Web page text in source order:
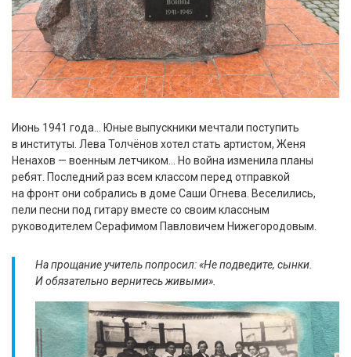
Июнь 1941 года… Юные выпускники мечтали поступить
в институты. Лева Толчёнов хотел стать артистом, Женя
Ненахов — военным летчиком… Но война изменила планы
ребят. Последний раз всем классом перед отправкой
на фронт они собрались в доме Саши Огнева. Веселились,
пели песни под гитару вместе со своим классным
руководителем Серафимом Павловичем Нижегородовым.
На прощание учитель попросил: «Не подведите, сынки.
И обязательно вернитесь живыми».